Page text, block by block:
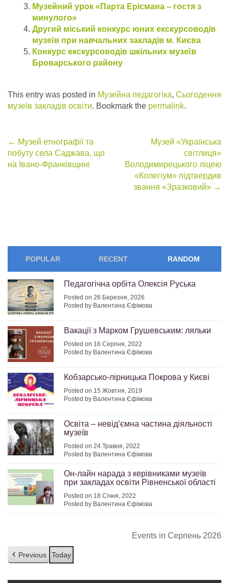
Музейний урок «Парта Ерісмана – гостя з
минулого»
Другий міський конкурс юних екскурсоводів
музеїв при навчальних закладів м. Києва
Конкурс екскурсоводів шкільних музеїв
Броварського району
This entry was posted in Музейна педагогіка, Сьогодення
музеїв закладів освіти. Bookmark the permalink.
Post
navigation
← Музей етнографії та
побуту села Саджава, що
на Івано-Франківщині
Музей «Українська
світлиця»
Володимирецького ліцею
«Колегіум» підтвердив
звання «Зразковий» →
POPULAR RECENT RANDOM
Педагогічна орбіта Олексія Руська
Posted on 26 Березня, 2026
Posted by Валентина Єфімова
Вакації з Марком Грушевським: ляльки
Posted on 16 Серпня, 2022
Posted by Валентина Єфімова
Кобзарсько-лірницька Покрова у Києві
Posted on 15 Жовтня, 2019
Posted by Валентина Єфімова
Освіта – невід’ємна частина діяльності
музеїв
Posted on 24 Травня, 2022
Posted by Валентина Єфімова
Он-лайн нарада з керівниками музеїв
при закладах освіти Рівненської області
Posted on 18 Січня, 2022
Posted by Валентина Єфімова
Events in Серпень 2026
Previous Today